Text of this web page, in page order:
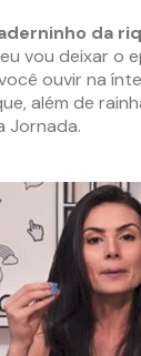
da
eu vou deixar o
ouvir na
além de
Jornada.